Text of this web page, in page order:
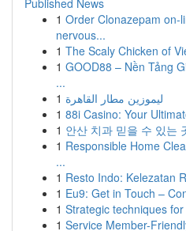
Published News
1 Order Clonazepam on-
nervous...
1 The Scaly Chicken of
1 GOOD88 – Nền Tảng
...
1 ليموزين مطار القاهرة
1 88i Casino: Your
1 안산 치과 믿을 수 있는
1 Responsible Home
...
1 Resto Indo: Kelezatan
1 Eu9: Get in Touch –
1 Strategic techniques
1 Service Member-